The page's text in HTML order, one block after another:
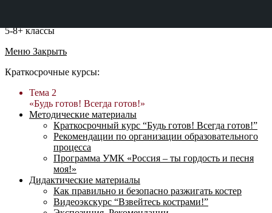
5-8+ классы
Меню Закрыть
Краткосрочные курсы:
Тема 2
«Будь готов! Всегда готов!»
Методические материалы
Краткосрочный курс “Будь готов! Всегда готов!”
Рекомендации по организации образовательного
процесса
Программа УМК «Россия – ты гордость и песня
моя!»
Дидактические материалы
Как правильно и безопасно разжигать костер
Видеоэкскурс “Взвейтесь кострами!”